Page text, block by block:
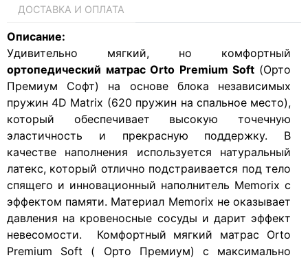
ДОСТАВКА И ОПЛАТА
Описание:
Удивительно мягкий, но комфортный
ортопедический матрас Orto Premium Soft (Орто
Премиум Софт) на основе блока независимых
пружин 4D Matrix (620 пружин на спальное место),
который обеспечивает высокую точечную
эластичность и прекрасную поддержку. В
качестве наполнения используется натуральный
латекс, который отлично подстраивается под тело
спящего и инновационный наполнитель Memorix с
эффектом памяти. Материал Memorix не оказывает
давления на кровеносные сосуды и дарит эффект
невесомости. Комфортный мягкий матрас Orto
Premium Soft ( Орто Премиум) с максимально